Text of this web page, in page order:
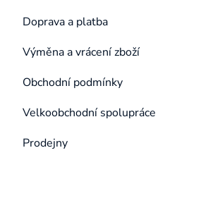
Doprava a platba
Výměna a vrácení zboží
Obchodní podmínky
Velkoobchodní spolupráce
Prodejny